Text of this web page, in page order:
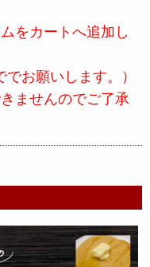
をカートへ追加し
でお願いします。）
ませんのでご了承